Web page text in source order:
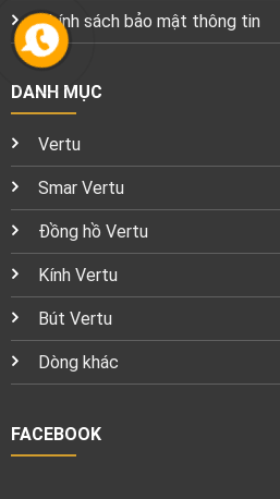
Chính sách bảo mật thông tin
DANH MỤC
Vertu
Smar Vertu
Đồng hồ Vertu
Kính Vertu
Bút Vertu
Dòng khác
FACEBOOK